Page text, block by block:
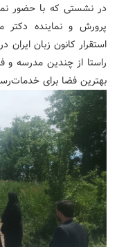
در نشستی که با حضور
پرورش و نماینده
استقرار کانون زبان
راستا از چندین مدرسه و
بهترین فضا برای